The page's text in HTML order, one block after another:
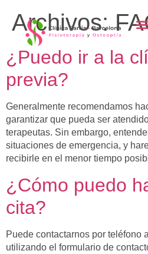
Archivos:
¿Puedo ir a la
previa?
Generalmente recomendamos
garantizar que pueda ser
terapeutas. Sin embargo,
situaciones de emergencia, y
recibirle en el menor tiempo
¿Cómo puedo
cita?
Puede contactarnos por teléfono
utilizando el formulario de